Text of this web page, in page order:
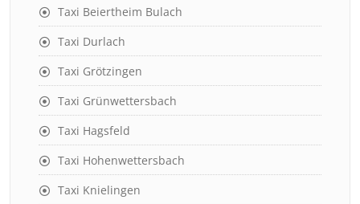
Taxi Beiertheim Bulach
Taxi Durlach
Taxi Grötzingen
Taxi Grünwettersbach
Taxi Hagsfeld
Taxi Hohenwettersbach
Taxi Knielingen